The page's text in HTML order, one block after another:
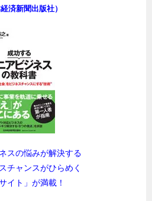
経済新聞出版社）
スの悩みが解決する
チャンスがひらめく
イト」が満載！